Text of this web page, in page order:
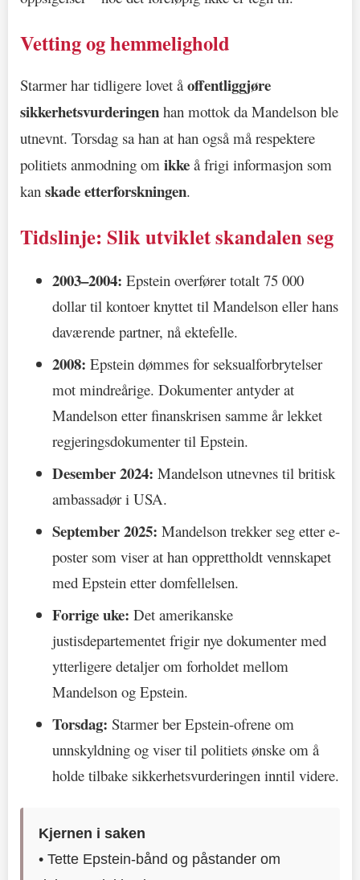
Vetting og hemmelighold
Starmer har tidligere lovet åoffentliggjøre
sikkerhetsvurderingen han mottok da Mandelson ble
utnevnt. Torsdag sa han at han også må respektere
politiets anmodning om ikke å frigi informasjon som
kan skade etterforskningen.
Tidslinje: Slik utviklet skandalen seg
2003–2004: Epstein overfører totalt 75 000
dollar til kontoer knyttet til Mandelson eller hans
daværende partner, nå ektefelle.
2008: Epstein dømmes for seksualforbrytelser
mot mindreårige. Dokumenter antyder at
Mandelson etter finanskrisen samme år lekket
regjeringsdokumenter til Epstein.
Desember 2024: Mandelson utnevnes til britisk
ambassadør i USA.
September 2025: Mandelson trekker seg etter e-
poster som viser at han opprettholdt vennskapet
med Epstein etter domfellelsen.
Forrige uke: Det amerikanske
justisdepartementet frigir nye dokumenter med
ytterligere detaljer om forholdet mellom
Mandelson og Epstein.
Torsdag: Starmer ber Epstein-ofrene om
unnskyldning og viser til politiets ønske om å
holde tilbake sikkerhetsvurderingen inntil videre.
Kjernen i saken
• Tette Epstein-bånd og påstander om